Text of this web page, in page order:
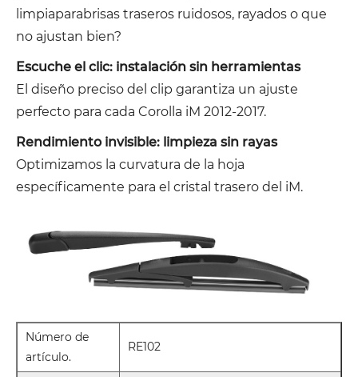
limpiaparabrisas traseros ruidosos, rayados o que
no ajustan bien?
Escuche el clic: instalación sin herramientas
El diseño preciso del clip garantiza un ajuste
perfecto para cada Corolla iM 2012-2017.
Rendimiento invisible: limpieza sin rayas
Optimizamos la curvatura de la hoja
específicamente para el cristal trasero del iM.
Número de
artículo.
RE102